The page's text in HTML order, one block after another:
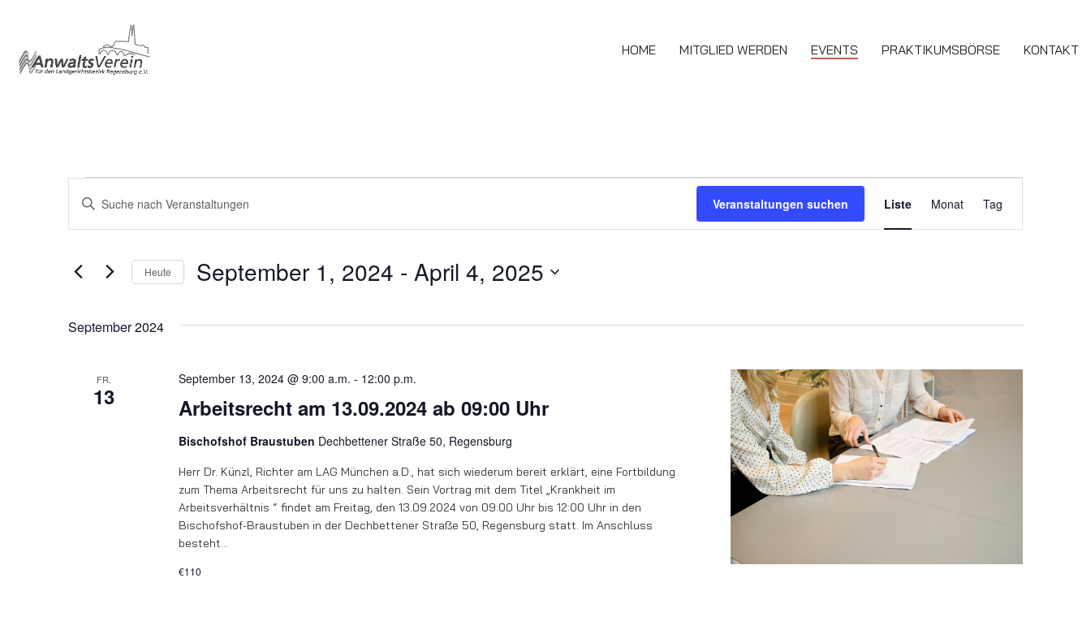
HOME MITGLIED WERDEN EVENTS PRAKTIKUMSBÖRSE KONTAKT
Veranstaltungen
Veranstaltungen
Such-
Ansichtennavigation
Geben
Sie
Das
nach
Veranstaltungen
Veranstaltungen suchen
Ansichten-
Navigation
Liste Monat Tag
Heute September 1, 2024 - April 4, 2025
September 2024
FR.
13 Arbeitsrecht am 13.09.2024 ab 09:00 Uhr
September 13, 2024 @ 9:00 a.m. - 12:00 p.m.
Bischofshof Braustuben Dechbettener Straße 50, Regensburg
Herr Dr. Künzl, Richter am LAG München a.D., hat sich wiederum bereit erklärt, eine Fortbildung
zum Thema Arbeitsrecht für uns zu halten. Sein Vortrag mit dem Titel „Krankheit im
Arbeitsverhältnis “ findet am Freitag, den 13.09.2024 von 09:00 Uhr bis 12:00 Uhr in den
Bischofshof-Braustuben in der Dechbettener Straße 50, Regensburg statt. Im Anschluss
besteht…
€110